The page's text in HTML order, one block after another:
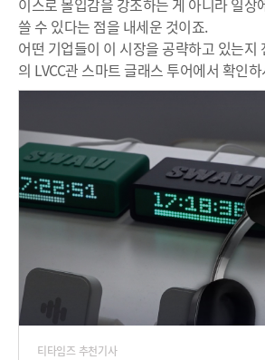
이스로 몰입감을 강조하는 게 아니라 일상
쓸 수 있다는 점을 내세운 것이죠.
어떤 기업들이 이 시장을 공략하고 있는지
의 LVCC관 스마트 글래스 투어에서 확인
티타임즈 추천기사